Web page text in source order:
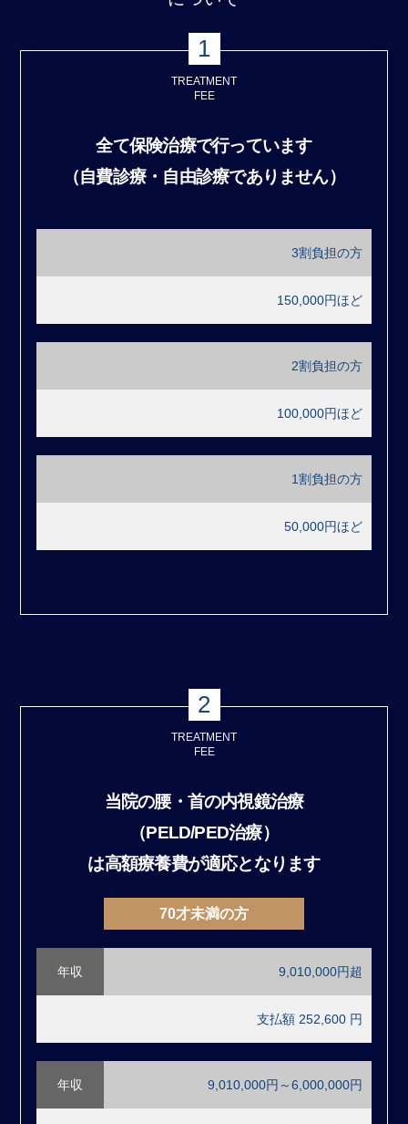
1
TREATMENT
FEE
全て保険治療で行っています
（自費診療・自由診療でありません）
3割負担の方
150,000円ほど
2割負担の方
100,000円ほど
1割負担の方
50,000円ほど
2
TREATMENT
FEE
当院の腰・首の内視鏡治療
（PELD/PED治療）
は高額療養費が適応となります
70才未満の方
年収 9,010,000円超
支払額 252,600 円
年収 9,010,000円～6,000,000円